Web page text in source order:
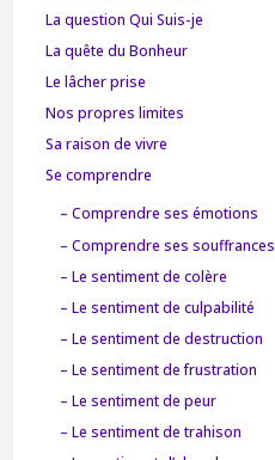
La question Qui Suis-je
La quête du Bonheur
Le lâcher prise
Nos propres limites
Sa raison de vivre
Se comprendre
– Comprendre ses émotions
– Comprendre ses souffrances
– Le sentiment de colère
– Le sentiment de culpabilité
– Le sentiment de destruction
– Le sentiment de frustration
– Le sentiment de peur
– Le sentiment de trahison